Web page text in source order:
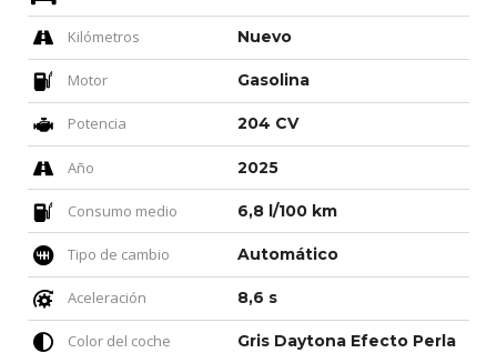
Kilómetros Nuevo
Motor Gasolina
Potencia 204 CV
Año 2025
Consumo medio 6,8 l/100 km
Tipo de cambio Automático
Aceleración 8,6 s
Color del coche Gris Daytona Efecto Perla